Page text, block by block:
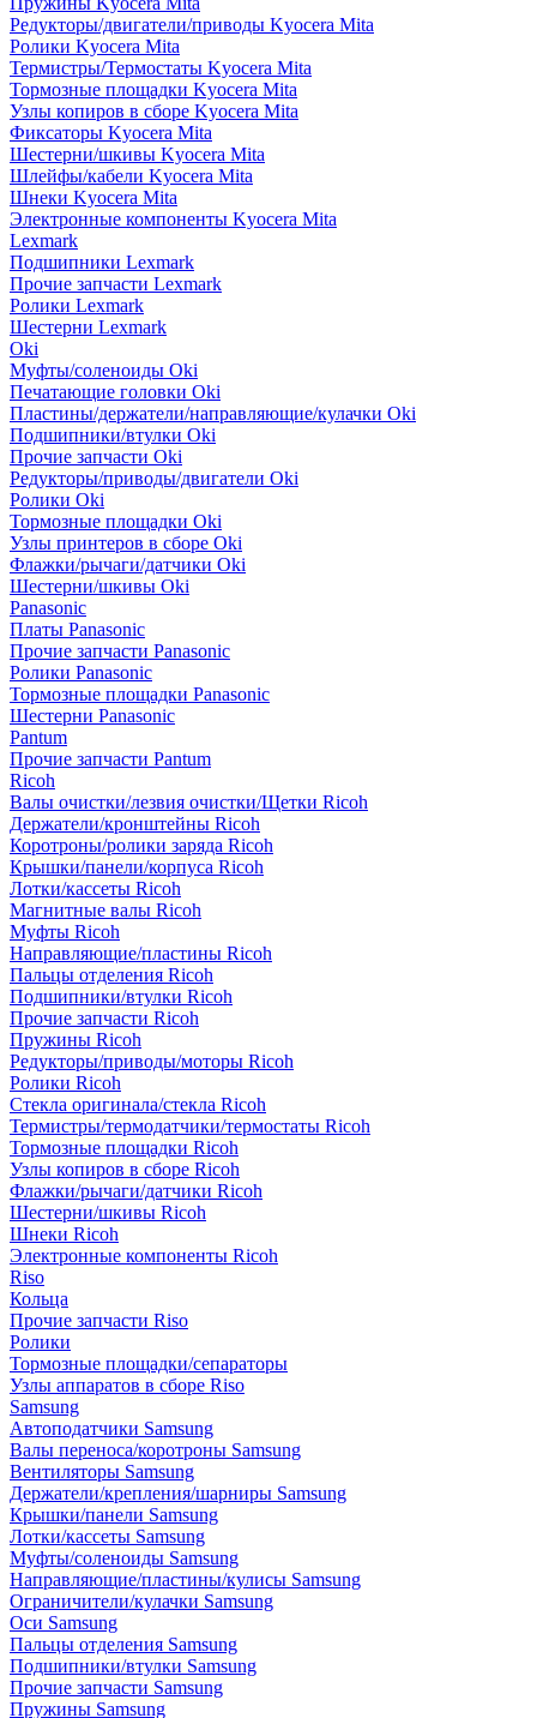
Редукторы/двигатели/приводы Kyocera Mita
Ролики Kyocera Mita
Термистры/Термостаты Kyocera Mita
Тормозные площадки Kyocera Mita
Узлы копиров в сборе Kyocera Mita
Фиксаторы Kyocera Mita
Шестерни/шкивы Kyocera Mita
Шлейфы/кабели Kyocera Mita
Шнеки Kyocera Mita
Электронные компоненты Kyocera Mita
Lexmark
Подшипники Lexmark
Прочие запчасти Lexmark
Ролики Lexmark
Шестерни Lexmark
Oki
Муфты/соленоиды Oki
Печатающие головки Oki
Пластины/держатели/направляющие/кулачки Oki
Подшипники/втулки Oki
Прочие запчасти Oki
Редукторы/приводы/двигатели Oki
Ролики Oki
Тормозные площадки Oki
Узлы принтеров в сборе Oki
Флажки/рычаги/датчики Oki
Шестерни/шкивы Oki
Panasonic
Платы Panasonic
Прочие запчасти Panasonic
Ролики Panasonic
Тормозные площадки Panasonic
Шестерни Panasonic
Pantum
Прочие запчасти Pantum
Ricoh
Валы очистки/лезвия очистки/Щетки Ricoh
Держатели/кронштейны Ricoh
Коротроны/ролики заряда Ricoh
Крышки/панели/корпуса Ricoh
Лотки/кассеты Ricoh
Магнитные валы Ricoh
Муфты Ricoh
Направляющие/пластины Ricoh
Пальцы отделения Ricoh
Подшипники/втулки Ricoh
Прочие запчасти Ricoh
Пружины Ricoh
Редукторы/приводы/моторы Ricoh
Ролики Ricoh
Стекла оригинала/стекла Ricoh
Термистры/термодатчики/термостаты Ricoh
Тормозные площадки Ricoh
Узлы копиров в сборе Ricoh
Флажки/рычаги/датчики Ricoh
Шестерни/шкивы Ricoh
Шнеки Ricoh
Электронные компоненты Ricoh
Riso
Кольца
Прочие запчасти Riso
Ролики
Тормозные площадки/сепараторы
Узлы аппаратов в сборе Riso
Samsung
Автоподатчики Samsung
Валы переноса/коротроны Samsung
Вентиляторы Samsung
Держатели/крепления/шарниры Samsung
Крышки/панели Samsung
Лотки/кассеты Samsung
Муфты/соленоиды Samsung
Направляющие/пластины/кулисы Samsung
Ограничители/кулачки Samsung
Оси Samsung
Пальцы отделения Samsung
Подшипники/втулки Samsung
Прочие запчасти Samsung
Пружины Samsung